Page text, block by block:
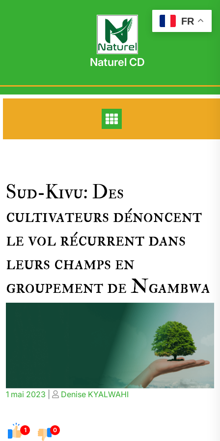
Naturel CD
Sud-Kivu: Des
cultivateurs dénoncent
le vol récurrent dans
leurs champs en
groupement de Ngambwa
Posted
1 mai 2023
Posted
Denise KYALWAHI
1 0
FR